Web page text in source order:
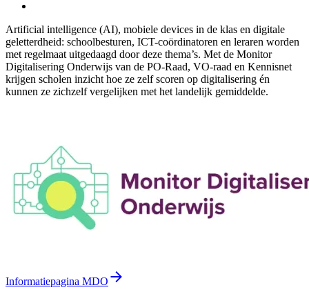
Artificial intelligence (AI), mobiele devices in de klas en digitale
geletterdheid: schoolbesturen, ICT-coördinatoren en leraren worden
met regelmaat uitgedaagd door deze thema’s. Met de Monitor
Digitalisering Onderwijs van de PO-Raad, VO-raad en Kennisnet
krijgen scholen inzicht hoe ze zelf scoren op digitalisering én
kunnen ze zichzelf vergelijken met het landelijk gemiddelde.
Informatiepagina MDO